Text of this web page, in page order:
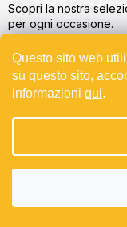
Questo sito web
su questo sito,
informazioni qui.
Scopri la nostra
per ogni occasione.